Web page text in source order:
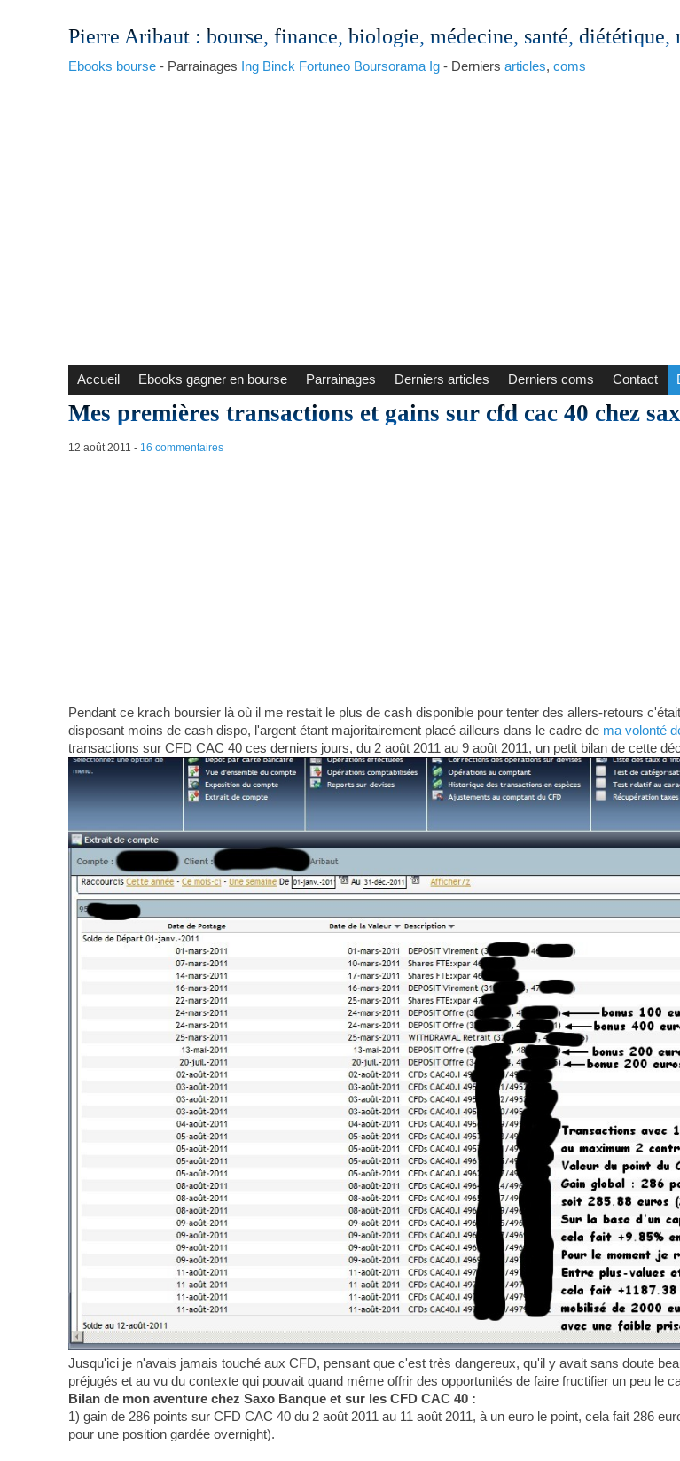
Pierre Aribaut: bourse, finance, biologie, médecine, santé,
Ebooks bourse- Parrainages Ing Binck Fortuneo Boursorama Ig- Derniers articles, coms
Accueil Ebooks gagner en bourse Parrainages Derniers articles Derniers coms Contact
Mes premières transactions et gains sur cfd cac 40 chez
12 août 2011 - 16 commentaires
Pendant ce krach boursier là où il me restait le plus de cash disponible pour tenter des allers-retours
disposant moins de cash dispo, l'argent étant majoritairement placé ailleurs dans le cadre de ma volonté
transactions sur CFD CAC 40 ces derniers jours, du 2 août 2011 au 9 août 2011, un petit bilan de cette
Jusqu'ici je n'avais jamais touché aux CFD, pensant que c'est très dangereux, qu'il y avait sans doute
préjugés et au vu du contexte qui pouvait quand même offrir des opportunités de faire fructifier un peu le
Bilan de mon aventure chez Saxo Banque et sur les CFD CAC 40 :
1) gain de 286 points sur CFD CAC 40 du 2 août 2011 au 11 août 2011, à un euro le point, cela fait 286
pour une position gardée overnight).